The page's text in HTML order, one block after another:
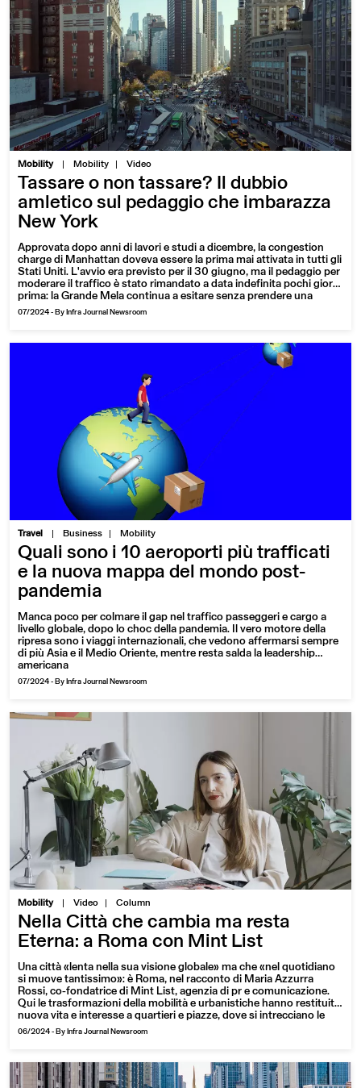
Mobility | Mobility Video
Tassare o non tassare? Il dubbio
amletico sul pedaggio che imbarazza
New York
Approvata dopo anni di lavori e studi a dicembre, la congestion
charge di Manhattan doveva essere la prima mai attivata in tutti gli
Stati Uniti. L'avvio era previsto per il 30 giugno, ma il pedaggio per
moderare il traffico è stato rimandato a data indefinita pochi giorni
prima: la Grande Mela continua a esitare senza prendere una
decisione. Ecco le questioni che hanno causato uno stallo
07/2024 - By Infra Journal Newsroom
Travel | Business Mobility
Quali sono i 10 aeroporti più trafficati
e la nuova mappa del mondo post-
pandemia
Manca poco per colmare il gap nel traffico passeggeri e cargo a
livello globale, dopo lo choc della pandemia. Il vero motore della
ripresa sono i viaggi internazionali, che vedono affermarsi sempre
di più Asia e il Medio Oriente, mentre resta salda la leadership
americana
07/2024 - By Infra Journal Newsroom
Mobility | Video Column
Nella Città che cambia ma resta
Eterna: a Roma con Mint List
Una città «lenta nella sua visione globale» ma che «nel quotidiano
si muove tantissimo»: è Roma, nel racconto di Maria Azzurra
Rossi, co-fondatrice di Mint List, agenzia di pr e comunicazione.
Qui le trasformazioni della mobilità e urbanistiche hanno restituito
nuova vita e interesse a quartieri e piazze, dove si intrecciano le
storie di milioni di cittadini, turisti e fuori sede
06/2024 - By Infra Journal Newsroom